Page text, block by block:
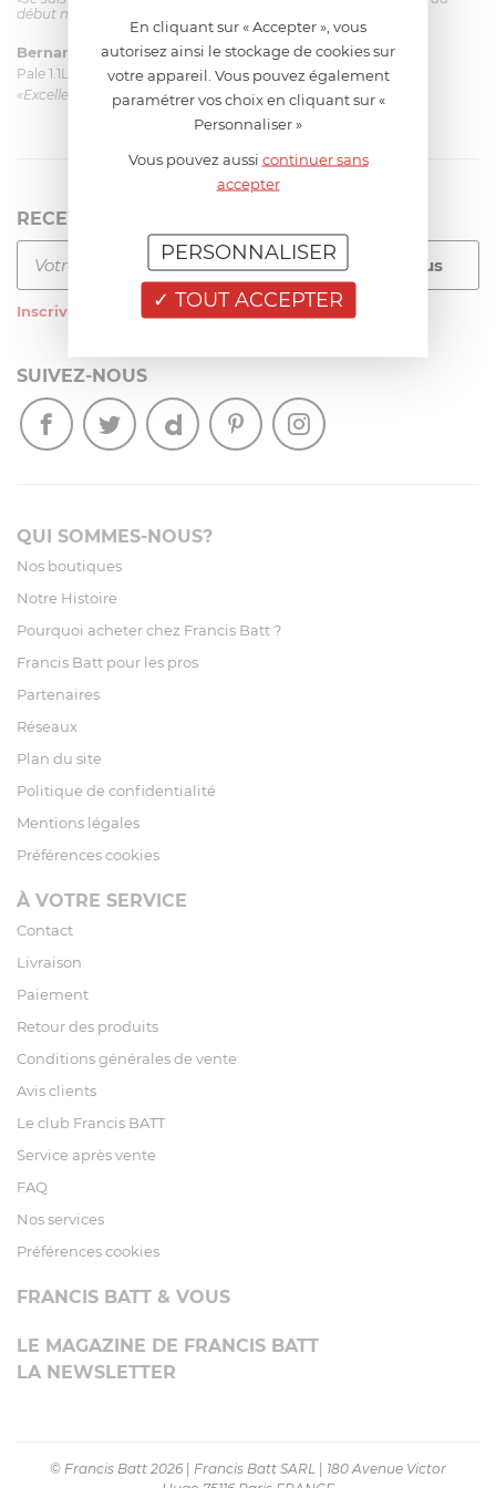
début mais ça le fait. La livraison a été très rapide. ...»
Bernard le 23/06/2026 à 09:43
Pale 1.1L pour Glacier Magimix 11031/121/123/124
«Excellent: produit et livraison»
RECEVEZ LA NEWSLETTER
Inscrivez-vous à notre newsletter
SUIVEZ-NOUS
QUI SOMMES-NOUS?
Nos boutiques
Notre Histoire
Pourquoi acheter chez Francis Batt ?
Francis Batt pour les pros
Partenaires
Réseaux
Plan du site
Politique de confidentialité
Mentions légales
Préférences cookies
À VOTRE SERVICE
Contact
Livraison
Paiement
Retour des produits
Conditions générales de vente
Avis clients
Le club Francis BATT
Service après vente
FAQ
Nos services
Préférences cookies
FRANCIS BATT & VOUS
LE MAGAZINE DE FRANCIS BATT
LA NEWSLETTER
© Francis Batt 2026 Francis Batt SARL
180 Avenue Victor
En cliquant sur « Accepter », vous
autorisez ainsi le stockage de cookies sur
votre appareil. Vous pouvez également
paramétrer vos choix en cliquant sur «
Personnaliser »
Vous pouvez aussi continuer sans
accepter
TOUT ACCEPTER
PERSONNALISER